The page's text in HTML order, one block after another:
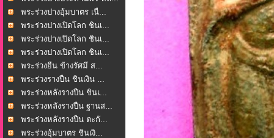
พระร่วงปางอุ้มบาตร เนื...
พระร่วงปางเปิดโลก ชินเ...
พระร่วงปางเปิดโลก ชินเ...
พระร่วงปางเปิดโลก ชินเ...
พระร่วงยืน ข้างรัศมี ส...
พระร่วงรางปืน ชินเงิน ...
พระร่วงหลังรางปืน ชินเ...
พระร่วงหลังรางปืน ฐานส...
พระร่วงหลังรางปืน ตะกั...
พระร่วงอุ้มบาตร ชินเงิ...